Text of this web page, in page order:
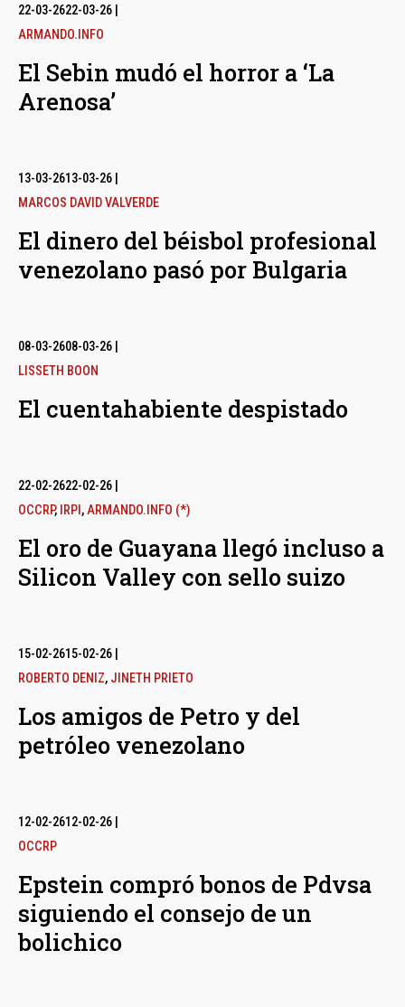
22-03-2622-03-26
ARMANDO.INFO
El Sebin mudó el horror a ‘La
Arenosa’
13-03-2613-03-26
MARCOS DAVID VALVERDE
El dinero del béisbol profesional
venezolano pasó por Bulgaria
08-03-2608-03-26
LISSETH BOON
El cuentahabiente despistado
22-02-2622-02-26
OCCRP, IRPI ,ARMANDO.INFO (*)
El oro de Guayana llegó incluso a
Silicon Valley con sello suizo
15-02-2615-02-26
ROBERTO DENIZ, JINETH PRIETO
Los amigos de Petro y del
petróleo venezolano
12-02-2612-02-26
OCCRP
Epstein compró bonos de Pdvsa
siguiendo el consejo de un
bolichico